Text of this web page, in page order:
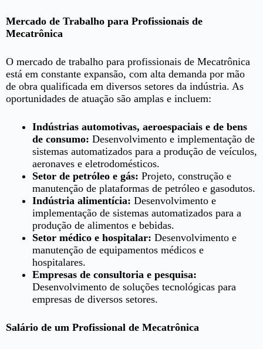
Mercado de Trabalho para Profissionais de
Mecatrônica
O mercado de trabalho para profissionais de Mecatrônica
está em constante expansão, com alta demanda por mão
de obra qualificada em diversos setores da indústria. As
oportunidades de atuação são amplas e incluem:
Indústrias automotivas, aeroespaciais e de bens
de consumo: Desenvolvimento e implementação de
sistemas automatizados para a produção de veículos,
aeronaves e eletrodomésticos.
Setor de petróleo e gás: Projeto, construção e
manutenção de plataformas de petróleo e gasodutos.
Indústria alimentícia: Desenvolvimento e
implementação de sistemas automatizados para a
produção de alimentos e bebidas.
Setor médico e hospitalar: Desenvolvimento e
manutenção de equipamentos médicos e
hospitalares.
Empresas de consultoria e pesquisa:
Desenvolvimento de soluções tecnológicas para
empresas de diversos setores.
Salário de um Profissional de Mecatrônica